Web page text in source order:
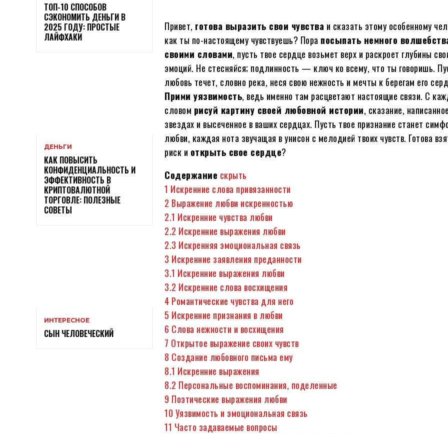
ТОП-10 СПОСОБОВ
СЭКОНОМИТЬ ДЕНЬГИ В
2025 ГОДУ: ПРОСТЫЕ
ЛАЙФХАКИ
ДЕНЬГИ
КАК ПОВЫСИТЬ
КОНФИДЕНЦИАЛЬНОСТЬ И
ЭФФЕКТИВНОСТЬ В
КРИПТОВАЛЮТНОЙ
ТОРГОВЛЕ: ПОЛЕЗНЫЕ
СОВЕТЫ
ИНТЕРЕСНОЕ
СЫН ЧЕЛОВЕЧЕСКИЙ
Привет, готова выразить свои чувства и сказать этому особенному
как ты по-настоящему чувствуешь? Пора посыпать немного
своими словами, пусть твое сердце возьмет верх и раскроет глубины
эмоций. Не стесняйся; подлинность — ключ ко всему, что ты говоришь.
любовь течет, словно река, неся свою нежность и мечты к берегам его
Прими уязвимость, ведь именно там расцветают настоящие связи. С
словом рисуй картину своей любовной истории, сказание,
звездах и высеченное в ваших сердцах. Пусть твое признание станет
любви, каждая нота звучащая в унисон с мелодией твоих чувств. Готова
риск и открыть свое сердце?
Содержание скрыть
1 Искренние слова привязанности
2 Выражение любви искренностью
2.1 Искренние чувства любви
2.2 Искренние выражения любви
2.3 Искренняя эмоциональная связь
3 Искренние заявления преданности
3.1 Искренние выражения любви
3.2 Искренние слова восхищения
4 Романтические чувства для него
5 Искренние признания в любви
6 Слова нежности и восхищения
7 Открытое выражение своих чувств
8 Создание любовного письма ему
8.1 Искренние выражения
8.2 Персональные воспоминания, поделенные
9 Поэтические выражения любви
10 Уязвимость и эмоциональная связь
11 Часто задаваемые вопросы